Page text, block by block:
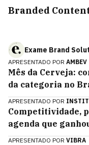
Branded
Exame Brand
APRESENTADO POR AMBEV
Mês da Cerveja:
da categoria no
APRESENTADO POR
Competitividade,
agenda que
APRESENTADO POR VIBRA